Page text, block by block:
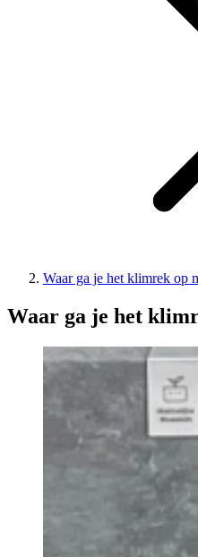
Waar ga je het klimrek op
Waar ga je het